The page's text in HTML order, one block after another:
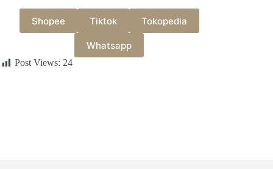
Shopee Tiktok Tokopedia
Whatsapp
Post Views: 24